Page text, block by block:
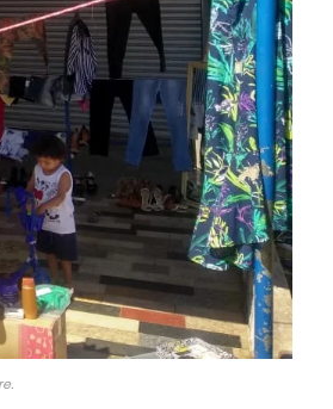
Pro
Full member access:
Etiam est nibh, lobortis sit
Praesent euismod ac
Ut mollis pellentesque tortor